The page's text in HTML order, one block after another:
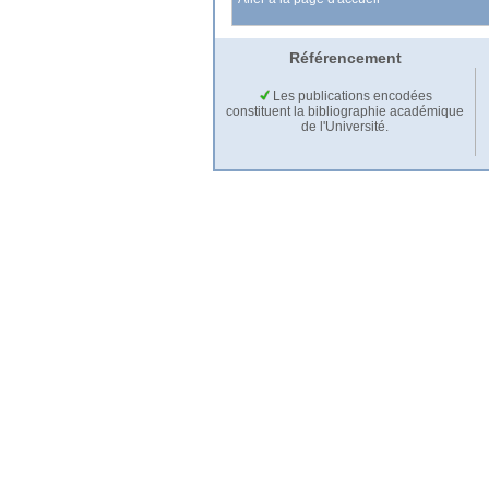
Référencement
Les publications encodées
constituent la bibliographie académique
de l'Université.